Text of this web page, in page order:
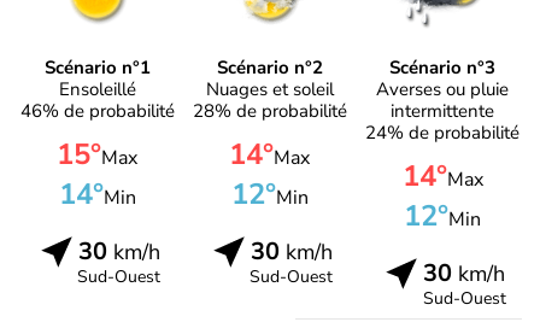
Scénario n°1
Ensoleillé
46% de probabilité
15°Max
14°Min
30km/h
Sud-Ouest
Scénario n°2
Nuages et soleil
28% de probabilité
14°Max
12°Min
30km/h
Sud-Ouest
Scénario n°3
Averses ou pluie
intermittente
24% de probabilité
14°Max
12°Min
30 km/h
Sud-Ouest